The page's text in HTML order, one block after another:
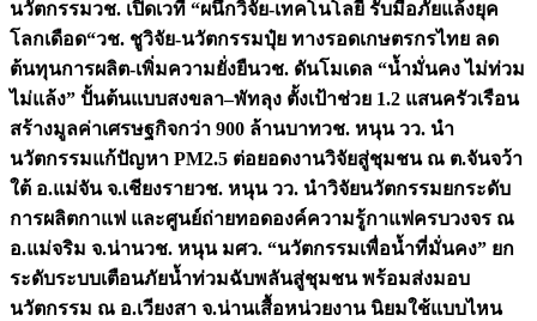
นวัตกรรมวช. เปิดเวที “ผนึกวิจัย-เทคโนโลยี รับมือภัยแล้งยุค
โลกเดือด“วช. ชูวิจัย-นวัตกรรมปุ๋ย ทางรอดเกษตรกรไทย ลด
ต้นทุนการผลิต-เพิ่มความยั่งยืนวช. ดันโมเดล “น้ำมั่นคง ไม่ท่วม
ไม่แล้ง” ปั้นต้นแบบสงขลา–พัทลุง ตั้งเป้าช่วย 1.2 แสนครัวเรือน
สร้างมูลค่าเศรษฐกิจกว่า 900 ล้านบาทวช. หนุน วว. นำ
นวัตกรรมแก้ปัญหา PM2.5 ต่อยอดงานวิจัยสู่ชุมชน ณ ต.จันจว้า
ใต้ อ.แม่จัน จ.เชียงรายวช. หนุน วว. นำวิจัยนวัตกรรมยกระดับ
การผลิตกาแฟ และศูนย์ถ่ายทอดองค์ความรู้กาแฟครบวงจร ณ
อ.แม่จริม จ.น่านวช. หนุน มศว. “นวัตกรรมเพื่อน้ำที่มั่นคง” ยก
ระดับระบบเตือนภัยน้ำท่วมฉับพลันสู่ชุมชน พร้อมส่งมอบ
นวัตกรรม ณ อ.เวียงสา จ.น่านเสื้อหน่วยงาน นิยมใช้แบบไหน